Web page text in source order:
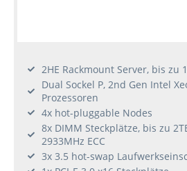
2HE Rackmount Server, bis zu
Dual Sockel P, 2nd Gen Intel
Prozessoren
4x hot-pluggable Nodes
8x DIMM Steckplätze, bis zu
2933MHz ECC
3x 3.5 hot-swap